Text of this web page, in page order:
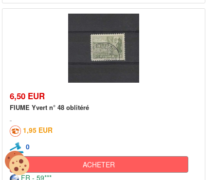
6,50 EUR
FIUME Yvert n° 48 oblitéré
1,95 EUR
0
ACHETER
FR - 59***